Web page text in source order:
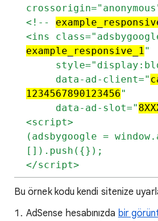
<!--
<ins
example_responsive_1"
data-ad-client="
1234567890123456"
data-ad-slot="
<script>
(adsbygoogle =
[]).push({});
</script>
Bu örnek kodu kendi sitenize
AdSense hesabınızda bir